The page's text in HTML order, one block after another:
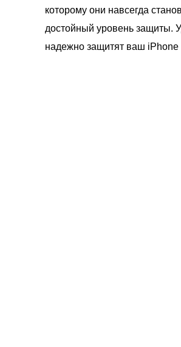
которому они навсегда
достойный уровень защиты.
надежно защитят ваш iPhone